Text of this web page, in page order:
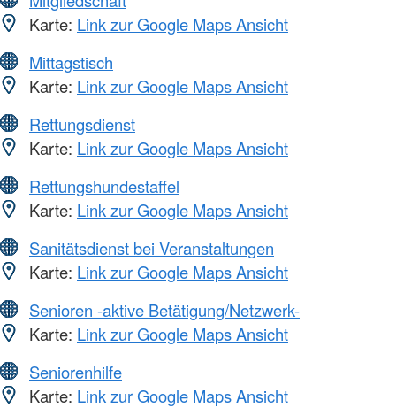
Karte: Link zur Google Maps Ansicht
Mittagstisch
Karte: Link zur Google Maps Ansicht
Rettungsdienst
Karte: Link zur Google Maps Ansicht
Rettungshundestaffel
Karte: Link zur Google Maps Ansicht
Sanitätsdienst bei Veranstaltungen
Karte: Link zur Google Maps Ansicht
Senioren -aktive Betätigung/Netzwerk-
Karte: Link zur Google Maps Ansicht
Seniorenhilfe
Karte: Link zur Google Maps Ansicht